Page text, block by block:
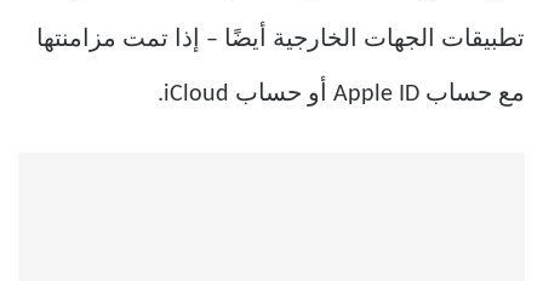
تطبيقات الجهات الخارجية أيضًا – إذا تمت مزامنتها
مع حساب Apple ID أو حساب iCloud.